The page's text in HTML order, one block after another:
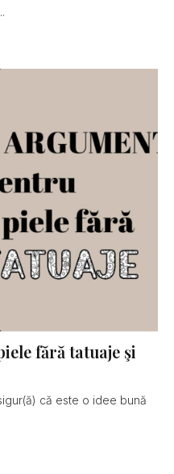
fără tatuaje şi
că este o idee bună